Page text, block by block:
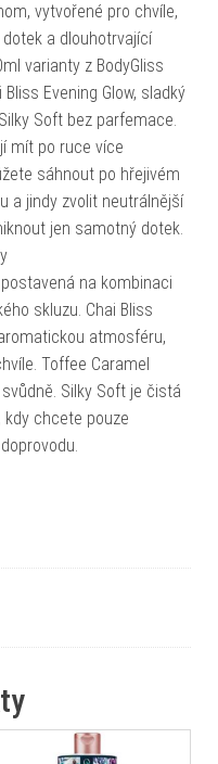
vytvořené pro chvíle,
a dlouhotrvající
varianty z BodyGliss
Evening Glow, sladký
Soft bez parfemace.
mít po ruce více
sáhnout po hřejivém
a jindy zvolit neutrálnější
jen samotný dotek.
na kombinaci
skluzu. Chai Bliss
atmosféru,
Toffee Caramel
Silky Soft je čistá
chcete pouze